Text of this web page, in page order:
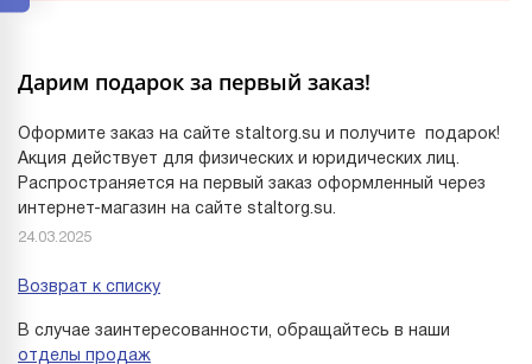
Дарим подарок за первый заказ!
Оформите заказ на сайте staltorg.su и получите подарок!
Акция действует для физических и юридических лиц.
Распространяется на первый заказ оформленный через
интернет-магазин на сайте staltorg.su.
24.03.2025
Возврат к списку
В случае заинтересованности, обращайтесь в наши
отделы продаж